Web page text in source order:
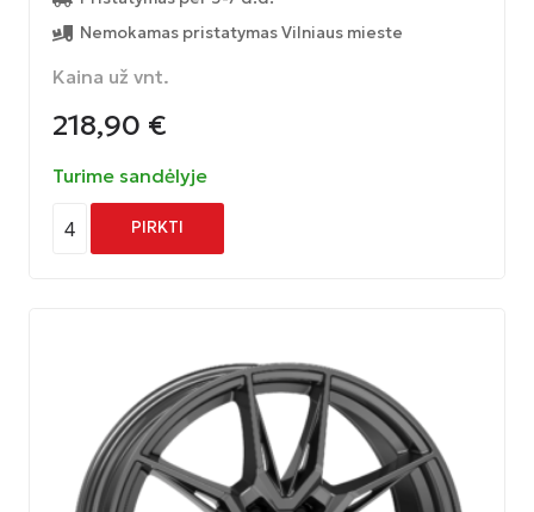
Nemokamas pristatymas Vilniaus mieste
Kaina už vnt.
218,90 €
Turime sandėlyje
4 PIRKTI